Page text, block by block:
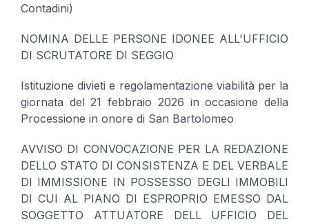
Contadini)
NOMINA DELLE PERSONE IDONEE ALL'UFFICIO
DI SCRUTATORE DI SEGGIO
Istituzione divieti e regolamentazione viabilità per la
giornata del 21 febbraio 2026 in occasione della
Processione in onore di San Bartolomeo
AVVISO DI CONVOCAZIONE PER LA REDAZIONE
DELLO STATO DI CONSISTENZA E DEL VERBALE
DI IMMISSIONE IN POSSESSO DEGLI IMMOBILI
DI CUI AL PIANO DI ESPROPRIO EMESSO DAL
SOGGETTO ATTUATORE DELL UFFICIO DEL